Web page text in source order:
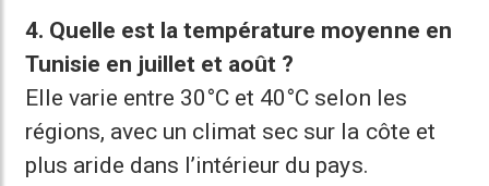
4. Quelle est la température moyenne en
Tunisie en juillet et août ?
Elle varie entre 30°C et 40°C selon les
régions, avec un climat sec sur la côte et
plus aride dans l’intérieur du pays.